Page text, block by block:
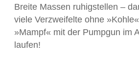
Breite Massen ruhigstellen –
viele Verzweifelte ohne
»Mampf« mit der Pumpgun im
laufen!